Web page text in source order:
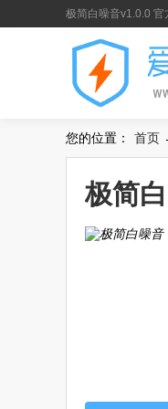
极简白噪音v1.0.0 官
您的位置： 首页
极简